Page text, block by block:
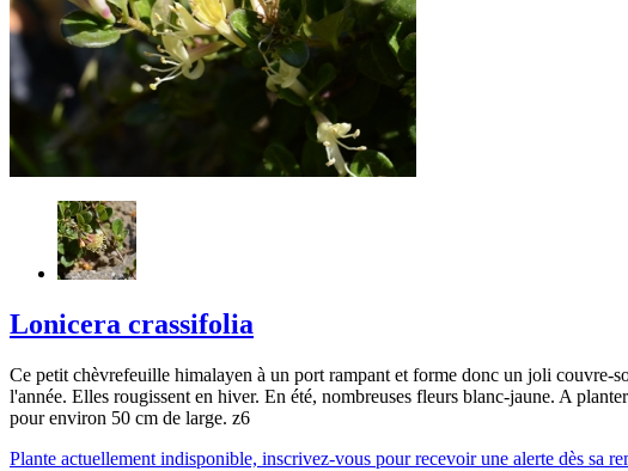
Lonicera crassifolia
Ce petit chèvrefeuille himalayen à un port rampant et forme donc un joli couvre-
l'année. Elles rougissent en hiver. En été, nombreuses fleurs blanc-jaune. A
pour environ 50 cm de large. z6
Plante actuellement indisponible, inscrivez-vous pour recevoir une alerte dès sa